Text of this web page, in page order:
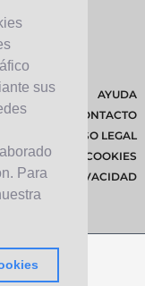
sus
Para
AYUDA
CONTACTO
AVISO LEGAL
POLÍTICA DE COOKIES
DE PRIVACIDAD